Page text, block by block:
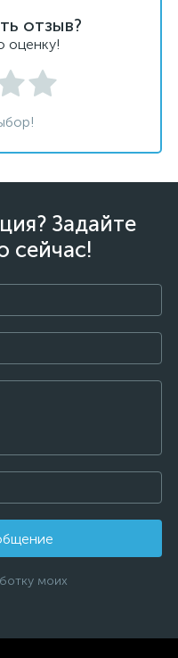
отзыв?
оценку!
Задайте
сейчас!
моих